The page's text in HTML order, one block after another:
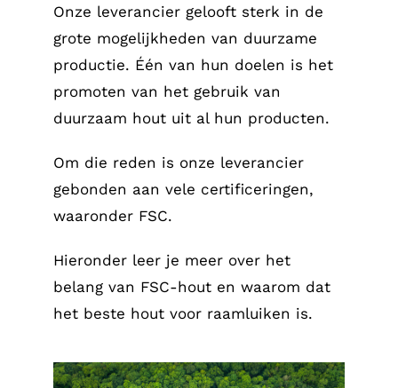
Onze leverancier gelooft sterk in de
grote mogelijkheden van duurzame
productie. Één van hun doelen is het
promoten van het gebruik van
duurzaam hout uit al hun producten.
Om die reden is onze leverancier
gebonden aan vele certificeringen,
waaronder FSC.
Hieronder leer je meer over het
belang van FSC-hout en waarom dat
het beste hout voor raamluiken is.